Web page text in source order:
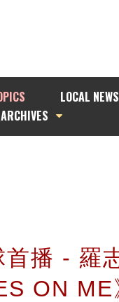
LOCAL NEWS
ARCHIVES
播 - 羅
ON ME